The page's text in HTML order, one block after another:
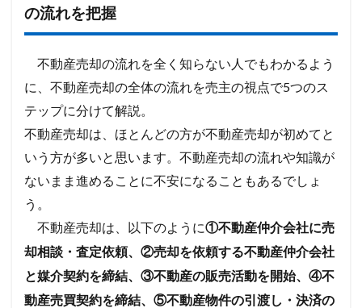
の流れを把握
不動産売却の流れを全く知らない人でもわかるよう
に、不動産売却の全体の流れを売主の視点で5つのス
テップに分けて解説。
不動産売却は、ほとんどの方が不動産売却が初めてと
いう方が多いと思います。不動産売却の流れや知識が
ないまま進めることに不安になることもあるでしょ
う。
不動産売却は、以下のように①不動産仲介会社に売
却相談・査定依頼、②売却を依頼する不動産仲介会社
と媒介契約を締結、③不動産の販売活動を開始、④不
動産売買契約を締結、⑤不動産物件の引渡し・決済の